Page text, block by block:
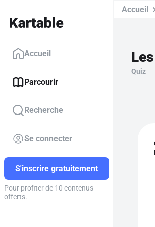
Accueil
Parcourir
Recherche
Se connecter
S'inscrire gratuitement
Pour profiter de 10 contenus
offerts.
Accueil
Quiz